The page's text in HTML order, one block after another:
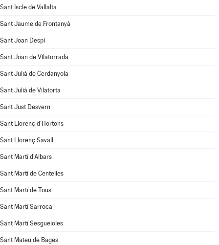
Sant Iscle de Vallalta
Sant Jaume de Frontanyà
Sant Joan Despí
Sant Joan de Vilatorrada
Sant Julià de Cerdanyola
Sant Julià de Vilatorta
Sant Just Desvern
Sant Llorenç d'Hortons
Sant Llorenç Savall
Sant Martí d'Albars
Sant Martí de Centelles
Sant Martí de Tous
Sant Martí Sarroca
Sant Martí Sesgueioles
Sant Mateu de Bages